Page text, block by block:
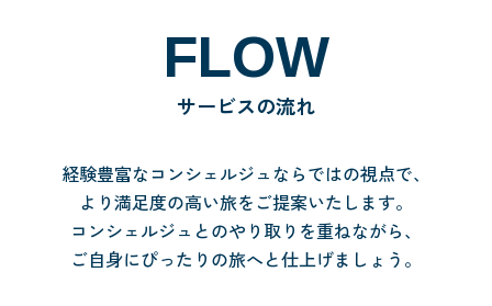
FLOW
サービスの流れ
経験豊富なコンシェルジュならではの視点で、
より満足度の高い旅をご提案いたします。
コンシェルジュとのやり取りを重ねながら、
ご自身にぴったりの旅へと仕上げましょう。